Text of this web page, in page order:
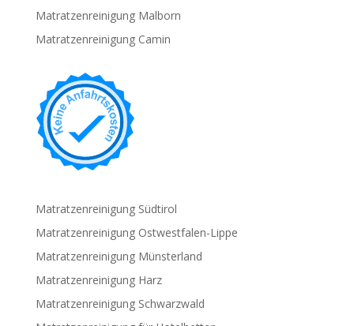
Matratzenreinigung Malborn
Matratzenreinigung Camin
Matratzenreinigung Südtirol
Matratzenreinigung Ostwestfalen-Lippe
Matratzenreinigung Münsterland
Matratzenreinigung Harz
Matratzenreinigung Schwarzwald